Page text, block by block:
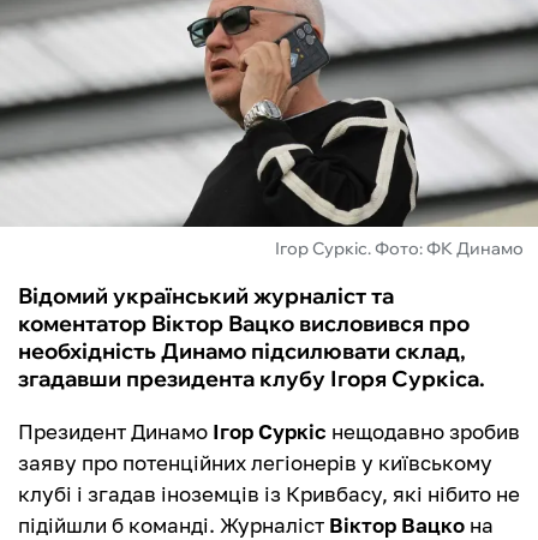
ІНШІ
БУКМЕКЕРИ
Ігор Суркіс. Фото: ФК Динамо
Відомий український журналіст та
коментатор Віктор Вацко висловився про
необхідність Динамо підсилювати склад,
згадавши президента клубу Ігоря Суркіса.
Президент Динамо Ігор Суркіс нещодавно зробив
заяву про потенційних легіонерів у київському
клубі і згадав іноземців із Кривбасу, які нібито не
підійшли б команді. Журналіст Віктор Вацко на